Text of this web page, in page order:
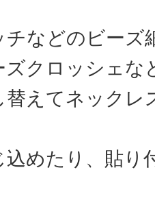
チなどのビーズ
ズクロッシェな
替えてネックレ
込めたり、貼り